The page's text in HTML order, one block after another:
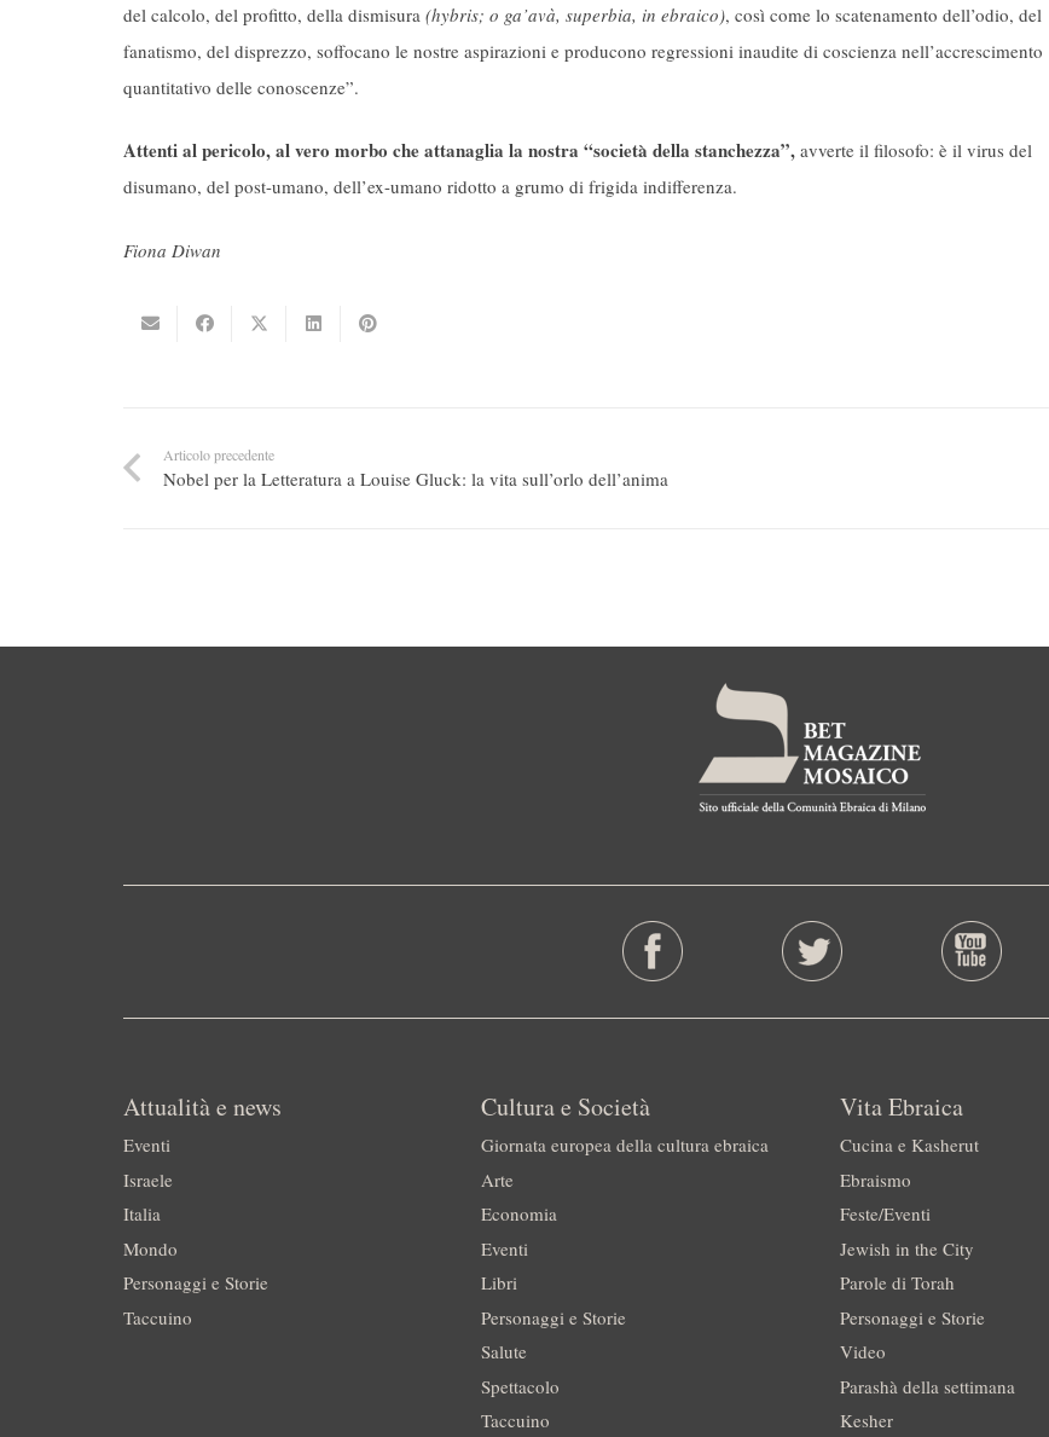
del calcolo, del profitto, della dismisura (hybris; o ga’avà, superbia, in ebraico), così come lo scatenamento dell’odio, del
fanatismo, del disprezzo, soffocano le nostre aspirazioni e producono regressioni inaudite di coscienza nell’accrescimento
quantitativo delle conoscenze”.
Attenti al pericolo, al vero morbo che attanaglia la nostra “società della stanchezza”, avverte il filosofo: è il virus del
disumano, del post-umano, dell’ex-umano ridotto a grumo di frigida indifferenza.
Fiona Diwan
Articolo precedente
Nobel per la Letteratura a Louise Gluck: la vita sull’orlo dell’anima
Attualità e news
Eventi
Israele
Italia
Mondo
Personaggi e Storie
Taccuino
Cultura e Società
Giornata europea della cultura ebraica
Arte
Economia
Eventi
Libri
Personaggi e Storie
Salute
Spettacolo
Taccuino
Vita Ebraica
Cucina e Kasherut
Ebraismo
Feste/Eventi
Jewish in the City
Parole di Torah
Personaggi e Storie
Video
Parashà della settimana
Kesher